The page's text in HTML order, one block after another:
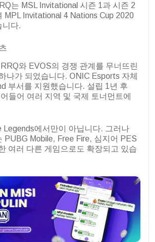
는 MSL Invitational 시즌 1과 시즌 2
MPL Invitational 4 Nations Cup 2020
니다.
와 EVOS의 경쟁 관계를 무너뜨린
나가 되었습니다. ONIC Esports 자체
부서를 지원했습니다. 설립 1년 후
들어 여러 지역 및 국제 토너먼트에
Legends에서만이 아닙니다. 그러나
PUBG Mobile, Free Fire, 심지어 PES
여러 다른 게임으로도 확장되고 있습